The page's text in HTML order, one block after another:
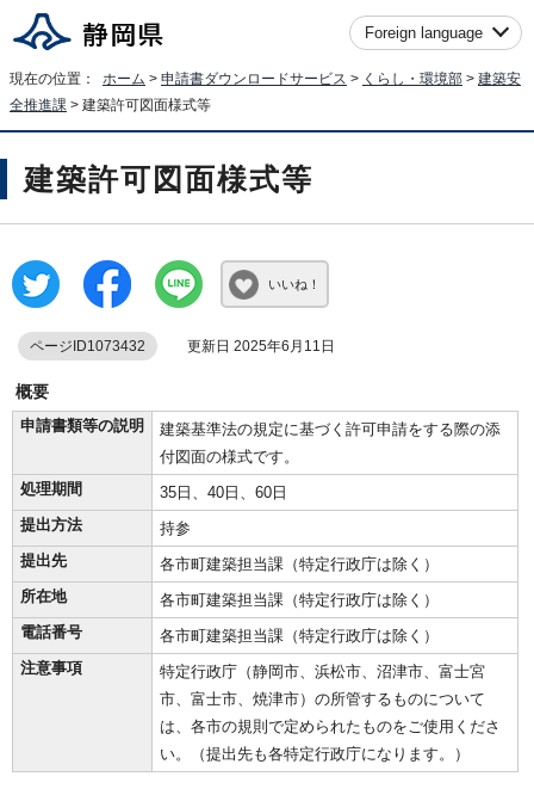
Foreign language
現在の位置： ホーム > 申請書ダウンロードサービス > くらし・環境部 > 建築安
全推進課 > 建築許可図面様式等
建築許可図面様式等
いいね！
ページID1073432 更新日 2025年6月11日
概要
申請書類等の説明
建築基準法の規定に基づく許可申請をする際の添
付図面の様式です。
処理期間
35日、40日、60日
提出方法
持参
提出先
各市町建築担当課（特定行政庁は除く）
所在地
各市町建築担当課（特定行政庁は除く）
電話番号
各市町建築担当課（特定行政庁は除く）
注意事項
特定行政庁（静岡市、浜松市、沼津市、富士宮
市、富士市、焼津市）の所管するものについて
は、各市の規則で定められたものをご使用くださ
い。（提出先も各特定行政庁になります。）